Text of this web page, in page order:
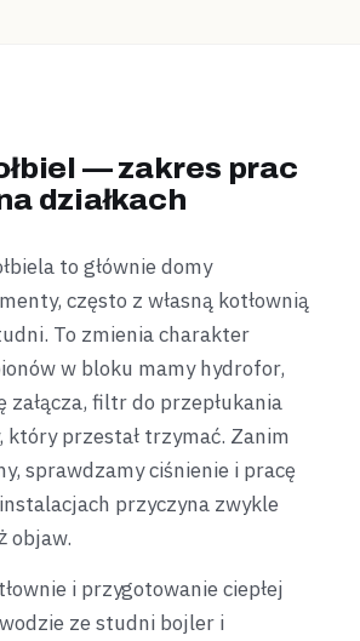
— zakres prac
działkach
to głównie domy
często z własną kotłownią
To zmienia charakter
w bloku mamy hydrofor,
załącza, filtr do przepłukania
przestał trzymać. Zanim
sprawdzamy ciśnienie i pracę
przyczyna zwykle
objaw.
i przygotowanie ciepłej
ze studni bojler i